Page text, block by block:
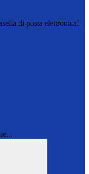
di posta elettronica!